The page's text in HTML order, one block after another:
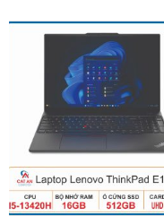
GIẢM GIÁ!